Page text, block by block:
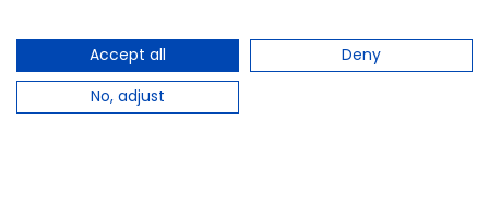
Accept all
Deny
No, adjust